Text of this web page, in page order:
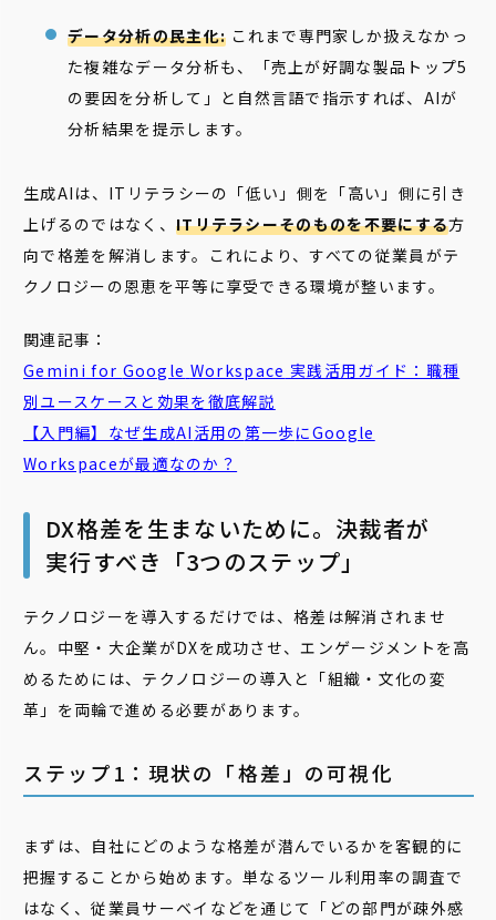
データ分析の民主化: これまで専門家しか扱えなかっ
た複雑なデータ分析も、「売上が好調な製品トップ5
の要因を分析して」と自然言語で指示すれば、AIが
分析結果を提示します。
生成AIは、ITリテラシーの「低い」側を「高い」側に引き
上げるのではなく、 ITリテラシーそのものを不要にする方
向で格差を解消します。これにより、すべての従業員がテ
クノロジーの恩恵を平等に享受できる環境が整います。
関連記事：
Gemini for Google Workspace 実践活用ガイド：職種
別ユースケースと効果を徹底解説
【入門編】なぜ生成AI 活用の第一歩にGoogle
Workspaceが最適なのか？
DX格差を生まないために。決裁者が
実行すべき「3つのステップ」
テクノロジーを導入するだけでは、格差は解消されませ
ん。中堅・大企業がDXを成功させ、エンゲージメントを高
めるためには、テクノロジーの導入と「組織・文化の変
革」を両輪で進める必要があります。
ステップ1：現状の「格差」の可視化
まずは、自社にどのような格差が潜んでいるかを客観的に
把握することから始めます。単なるツール利用率の調査で
はなく、従業員サーベイなどを通じて「どの部門が疎外感